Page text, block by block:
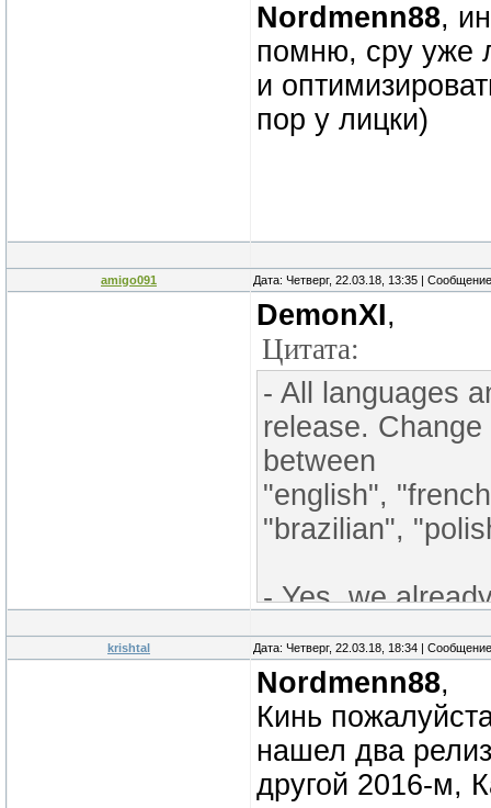
Nordmenn88,
помню, cpy уже
и
пор у лицки)
amigo091 Дата: Четверг, 22.03.18, 13:35 |
DemonXI,
Цитата:
- All languages
release.
between
"english",
"brazilian",
- Yes, we
really unique
shelves
it
was later re-
would have
been
krishtal Дата: Четверг, 22.03.18, 18:34 |
Nordmenn88,
Кинь
нашел два
другой 2016-м,